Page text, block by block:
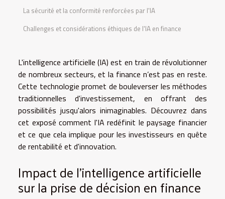
La sécurité et la conformité renforcées par l'IA
Challenges et considérations éthiques de l'IA en finance
L'intelligence artificielle (IA) est en train de révolutionner
de nombreux secteurs, et la finance n’est pas en reste.
Cette technologie promet de bouleverser les méthodes
traditionnelles d'investissement, en offrant des
possibilités jusqu'alors inimaginables. Découvrez dans
cet exposé comment l'IA redéfinit le paysage financier
et ce que cela implique pour les investisseurs en quête
de rentabilité et d'innovation.
Impact de l'intelligence artificielle
sur la prise de décision en finance